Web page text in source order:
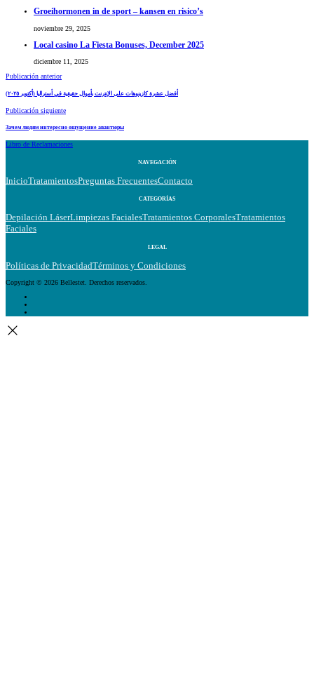
Groeihormonen in de sport – kansen en risico’s
noviembre 29, 2025
Local casino La Fiesta Bonuses, December 2025
diciembre 11, 2025
Publicación anterior
أفضل عشرة كازينوهات على الإنترنت بأموال حقيقية في أستراليا (أكتوبر ٢٠٢٥)
Publicación siguiente
Зачем людям интересно ощущение авантюры
Libro de Reclamaciones
NAVEGACIÓN
InicioTratamientosPreguntas FrecuentesContacto
CATEGORÍAS
Depilación LáserLimpiezas FacialesTratamientos CorporalesTratamientos
Faciales
LEGAL
Políticas de PrivacidadTérminos y Condiciones
Copyright © 2026 Bellestet. Derechos reservados.